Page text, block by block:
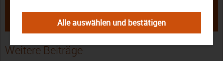
Weitere Beiträge
Alle auswählen und bestätigen